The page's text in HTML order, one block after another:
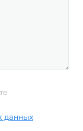
данных